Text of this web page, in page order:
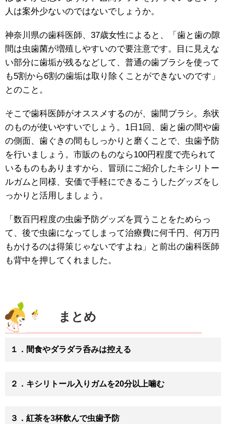
人は案外少ないのではないでしょうか。
神奈川県の歯科医師、37歳女性によると、「歯と歯の隙
間は虫歯菌が増殖しやすいので要注意です。目に見えな
い部分に歯垢が残るなどして、普通の歯ブラシを使って
も5割から6割の歯垢は取り除くことができないのです」
とのこと。
そこで歯科医師がオススメするのが、歯間ブラシ。糸状
のものが使いやすいでしょう。1日1回、歯と歯の間や歯
の側面、歯ぐきの間もしっかりと磨くことで、虫歯予防
を行いましょう。市販のものなら100円程度で売られて
いるものもありますから、冒頭にご紹介したキシリトー
ルガムと同様、安価で手軽にできるこうしたグッズをし
っかりと活用しましょう。
「数百円程度の虫歯予防グッズを買うことをためらっ
て、後で虫歯になってしまって治療費に何千円、何万円
もかけるのは得策じゃないですよね」と前出の歯科医師
も背中を押してくれました。
まとめ
１．間食やダラダラ呑みは控える
２．キシリトール入りガムを20分以上噛む
３．紅茶を3杯飲んで虫歯予防